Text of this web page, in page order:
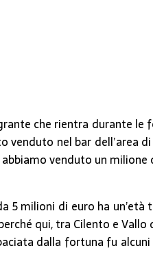
che rientra durante
venduto nel bar dell’area
venduto un
5 milioni di euro ha
qui, tra Cilento e
dalla fortuna fu